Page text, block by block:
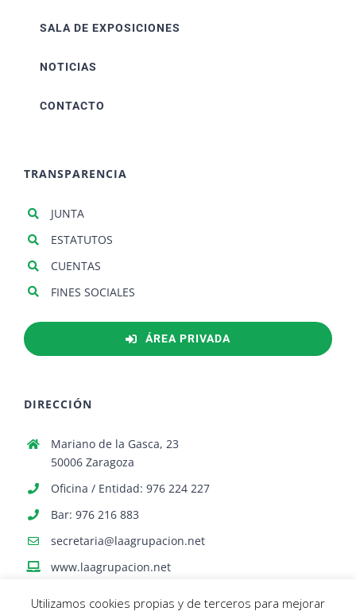
SALA DE EXPOSICIONES
NOTICIAS
CONTACTO
TRANSPARENCIA
JUNTA
ESTATUTOS
CUENTAS
FINES SOCIALES
ÁREA PRIVADA
DIRECCIÓN
Mariano de la Gasca, 23
50006 Zaragoza
Oficina / Entidad: 976 224 227
Bar: 976 216 883
secretaria@laagrupacion.net
www.laagrupacion.net
Utilizamos cookies propias y de terceros para mejorar